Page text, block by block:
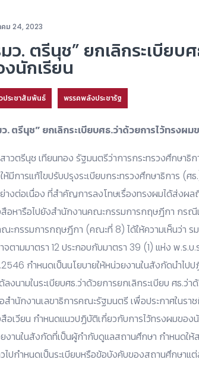
คม 24, 2023
ว. ตรีนุช” ยกเลิกระเบียบ
นักเรียน
ประชาสัมพันธ์ พรรคพลังประชารัฐ
. ตรีนุช” ยกเลิกระเบียบศธ.ว่าด้วยการไว้ทรงผม
าวตรีนุช เทียนทอง รัฐมนตรีว่าการกระทรวงศึกษาธิ
ห้มีการแก้ไขปรับปรุงระเบียบกระทรวงศึกษาธิการ (
างต่อเนื่อง ที่สำคัญการลงโทษเรื่องทรงผมได้ส่งผล
อหารือไปยังสำนักงานคณะกรรมการกฤษฎีกา กรณี
ะกรรมการกฤษฎีกา (คณะที่ 8) ได้ให้ความเห็นว่า
จตามมาตรา 12 ประกอบกับมาตรา 39 (1) แห่ง พ.ร.บ
กำหนดเป็นนโยบายให้หน่วยงานในสังกัดนำไป
ลงนามในระเบียบศธ.ว่าด้วยการยกเลิกระเบียบ ศธ.
สำนักงานเลขาธิการคณะรัฐมนตรี เพื่อประกาศในร
อเวียน กำหนดแนวปฏิบัติเกี่ยวกับการไว้ทรงผมของ
งานในสังกัดที่เป็นผู้กำกับดูแลสถานศึกษา กำหนดใ
ไปกำหนดเป็นระเบียบหรือข้อบังคับของสถานศึกษาแต่